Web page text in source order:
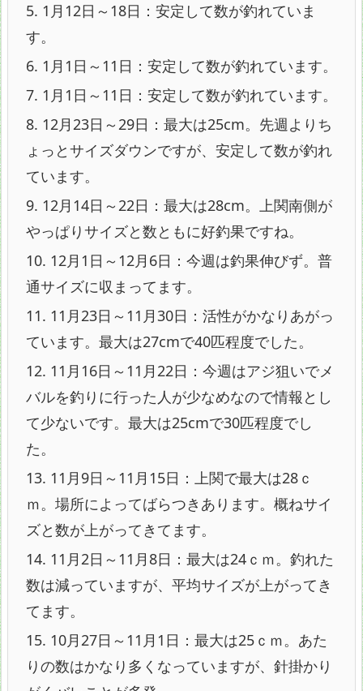
5. 1月12日～18日：安定して数が釣れていま
す。
6. 1月1日～11日：安定して数が釣れています。
7. 1月1日～11日：安定して数が釣れています。
8. 12月23日～29日：最大は25cm。先週よりち
ょっとサイズダウンですが、安定して数が釣れ
ています。
9. 12月14日～22日：最大は28cm。上関南側が
やっぱりサイズと数ともに好釣果ですね。
10. 12月1日～12月6日：今週は釣果伸びず。普
通サイズに収まってます。
11. 11月23日～11月30日：活性がかなりあがっ
ています。最大は27cmで40匹程度でした。
12. 11月16日～11月22日：今週はアジ狙いでメ
バルを釣りに行った人が少なめなので情報とし
て少ないです。最大は25cmで30匹程度でし
た。
13. 11月9日～11月15日：上関で最大は28ｃ
ｍ。場所によってばらつきあります。概ねサイ
ズと数が上がってきてます。
14. 11月2日～11月8日：最大は24ｃｍ。釣れた
数は減っていますが、平均サイズが上がってき
てます。
15. 10月27日～11月1日：最大は25ｃｍ。あた
りの数はかなり多くなっていますが、針掛かり